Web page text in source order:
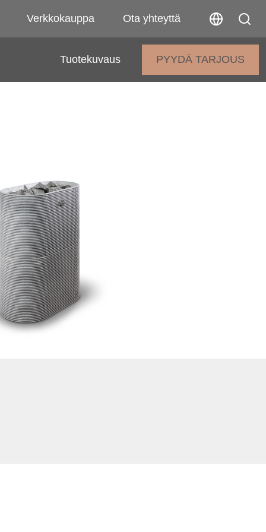
Verkkokauppa Ota yhteyttä
Tuotekuvaus PYYDÄ TARJOUS